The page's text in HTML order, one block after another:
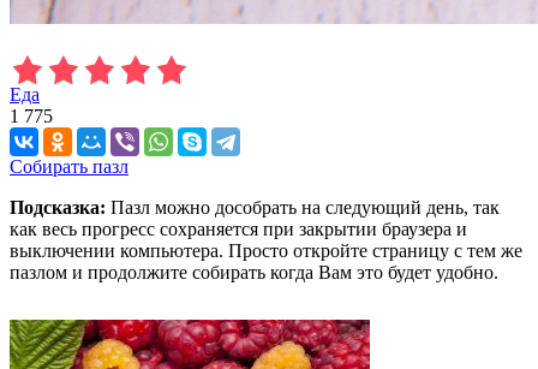
Еда
1 775
Собирать пазл
Подсказка: Пазл можно дособрать на следующий день, так
как весь прогресс сохраняется при закрытии браузера и
выключении компьютера. Просто откройте страницу с тем же
пазлом и продолжите собирать когда Вам это будет удобно.